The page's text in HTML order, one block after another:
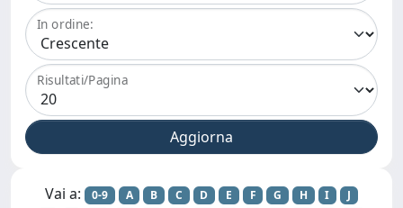
In ordine:
Risultati/Pagina
Vai a: 0-9 A B C D E F G H I
J